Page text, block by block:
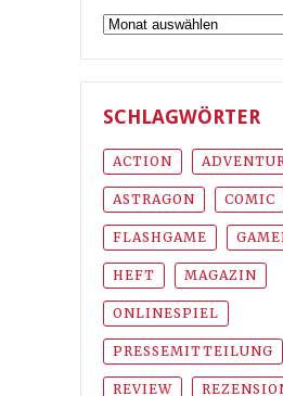
Archiv
SCHLAGWÖRTER
ACTION
ASTRAGON COMIC
FLASHGAME
HEFT MAGAZIN
ONLINESPIEL
PRESSEMITTEILUNG
REVIEW